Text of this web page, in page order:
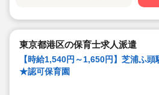
東京都港区の保育士求人派遣
【時給1,540円～1,650円】芝浦ふ
★認可保育園